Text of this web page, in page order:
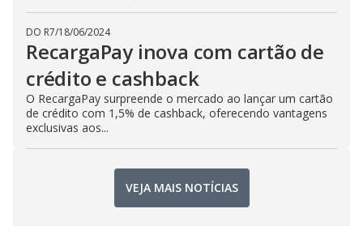
DO R7/18/06/2024
RecargaPay inova com cartão de
crédito e cashback
O RecargaPay surpreende o mercado ao lançar um cartão
de crédito com 1,5% de cashback, oferecendo vantagens
exclusivas aos...
VEJA MAIS NOTÍCIAS